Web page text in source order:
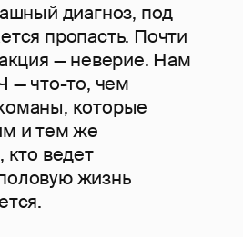
диагноз, под
пропасть. Почти
— неверие. Нам
— что-то, чем
которые
и тем же
ведет
жизнь